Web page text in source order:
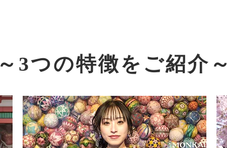
～​3つの特徴をご紹介～